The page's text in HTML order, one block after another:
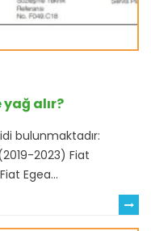
alır?
bulunmaktadır:
2023) Fiat
Egea...